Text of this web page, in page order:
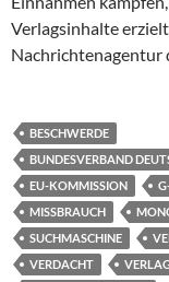
Verlagsinhalte
Nachrichtenagentur
BESCHWERDE
BUNDESVERBAND
EU-KOMMISSION
MISSBRAUCH
SUCHMASCHINE
VERDACHT